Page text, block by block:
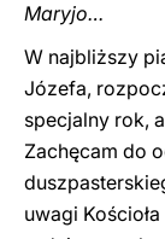
Maryjo…
W najbliższy
Józefa,
specjalny rok,
Zachęcam do
uwagi